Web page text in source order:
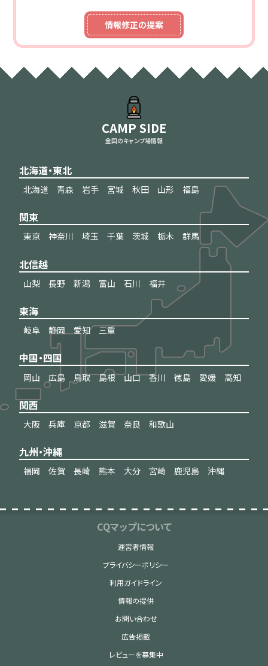
情報修正の提案
CAMP SIDE
全国のキャンプ場情報
北海道・東北
北海道 青森 岩手 宮城 秋田 山形 福島
関東
東京 神奈川 埼玉 千葉 茨城 栃木 群馬
北信越
山梨 長野 新潟 富山 石川 福井
東海
岐阜 静岡 愛知 三重
中国・四国
岡山 広島 鳥取 島根 山口 香川 徳島 愛媛 高知
関西
大阪 兵庫 京都 滋賀 奈良 和歌山
九州・沖縄
福岡 佐賀 長崎 熊本 大分 宮崎 鹿児島 沖縄
CQマップについて
運営者情報
プライバシーポリシー
利用ガイドライン
情報の提供
お問い合わせ
広告掲載
レビューを募集中